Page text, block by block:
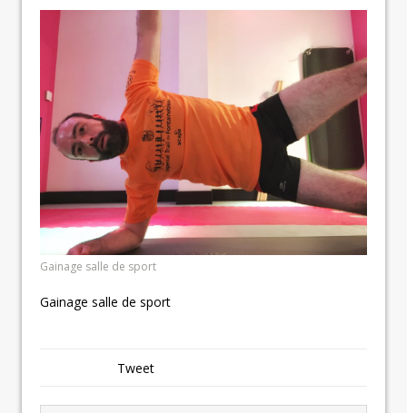
Vos photos de voyage transformées en calendrier
Gainage salle de sport
Gainage salle de sport
Tweet